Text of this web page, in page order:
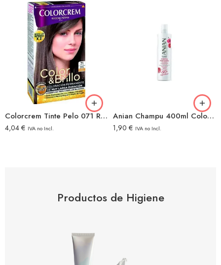
Colorcrem Tinte Pelo 071 Rubio Ceniza
4,04€ IVA no Incl.
Anian Champu 400ml Color Y Proteccion
1,90 € IVA no Incl.
Productos de Higiene